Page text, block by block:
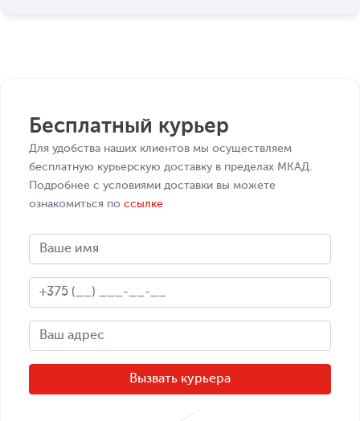
Бесплатный курьер
Для удобства наших клиентов мы осуществляем
бесплатную курьерскую доставку в пределах МКАД.
Подробнее с условиями доставки вы можете
ознакомиться по ссылке